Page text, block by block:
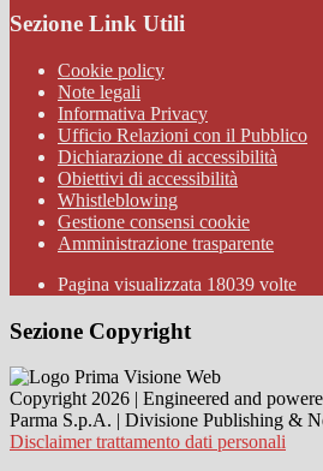
Sezione Link Utili
Cookie policy
Note legali
Informativa Privacy
Ufficio Relazioni con il Pubblico
Dichiarazione di accessibilità
Obiettivi di accessibilità
Whistleblowing
Gestione consensi cookie
Amministrazione trasparente
Pagina visualizzata 18039 volte
Sezione Copyright
Copyright 2026 | Engineered and
Parma S.p.A. | Divisione Publishing &
Disclaimer trattamento dati personali